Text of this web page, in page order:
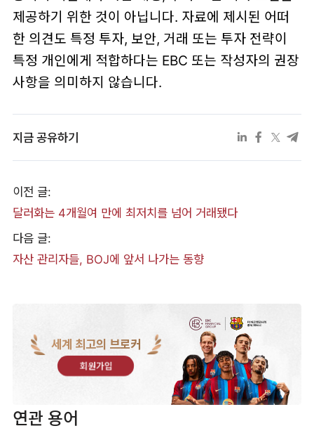
제공하기 위한 것이 아닙니다. 자료에 제시된 어떠
한 의견도 특정 투자, 보안, 거래 또는 투자 전략이
특정 개인에게 적합하다는 EBC 또는 작성자의 권장
사항을 의미하지 않습니다.
지금 공유하기
이전 글:
달러화는 4개월여 만에 최저치를 넘어 거래됐다
다음 글:
자산 관리자들, BOJ에 앞서 나가는 동향
세계 최고의 브로커
회원가입
연관 용어